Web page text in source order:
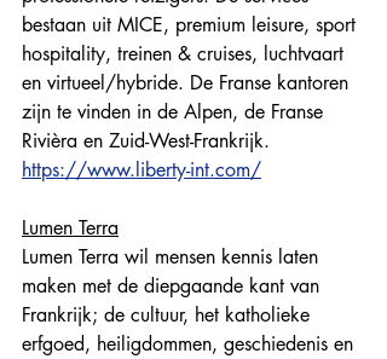
bestaan uit MICE, premium leisure, sport
hospitality, treinen & cruises, luchtvaart
en virtueel/hybride. De Franse kantoren
zijn te vinden in de Alpen, de Franse
Rivièra en Zuid-West-Frankrijk.
https://www.liberty-int.com/
Lumen Terra
Lumen Terra wil mensen kennis laten
maken met de diepgaande kant van
Frankrijk; de cultuur, het katholieke
erfgoed, heiligdommen, geschiedenis en